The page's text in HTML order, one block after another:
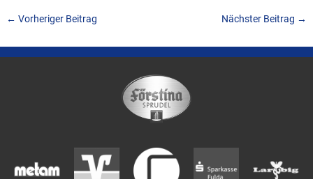
← Vorheriger Beitrag Nächster Beitrag →